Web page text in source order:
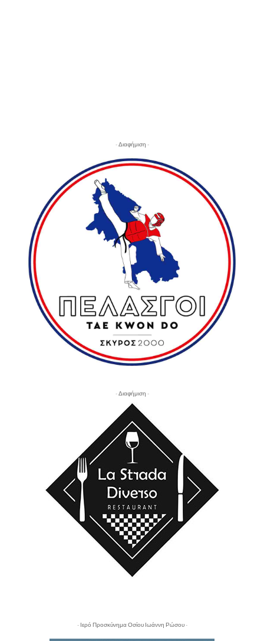
- Διαφήμιση -
- Διαφήμιση -
- Ιερό Προσκύνημα Οσίου Ιωάννη Ρώσου -